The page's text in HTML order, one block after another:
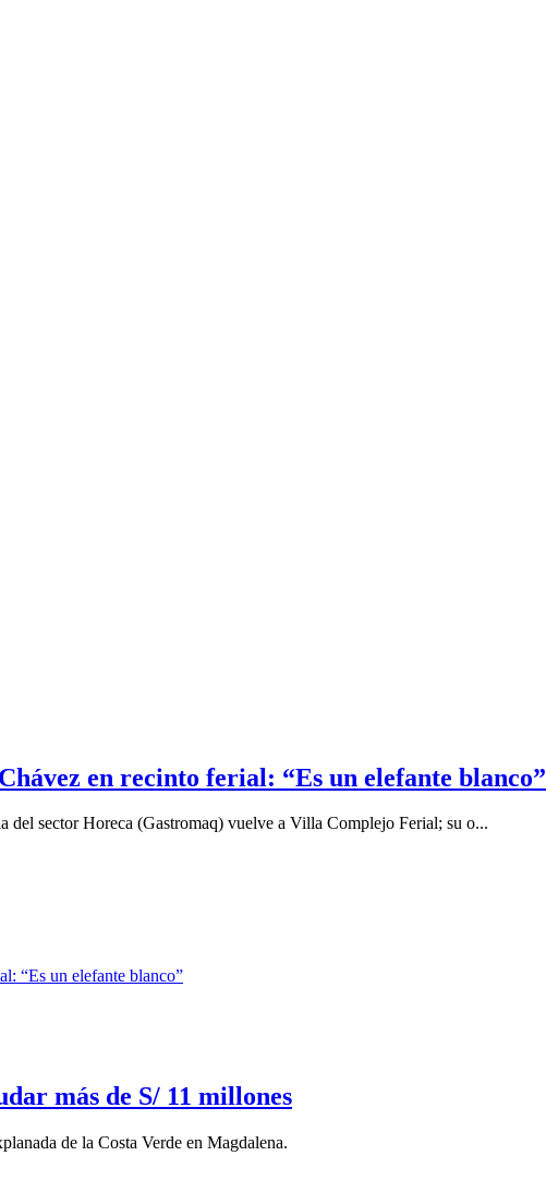
en recinto ferial: “Es un elefante blanco”
del sector Horeca (Gastromaq) vuelve a Villa Complejo Ferial; su o...
más de S/ 11 millones
de la Costa Verde en Magdalena.